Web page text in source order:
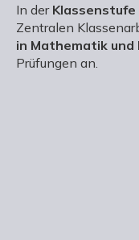
In der Klassenstufe
Zentralen
in Mathematik und
Prüfungen an.